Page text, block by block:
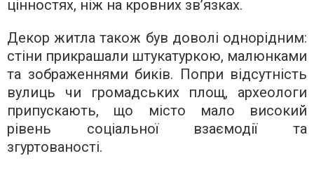
цінностях, ніж на кровних зв’язках.
Декор житла також був доволі однорідним:
стіни прикрашали штукатуркою, малюнками
та зображеннями биків. Попри відсутність
вулиць чи громадських площ, археологи
припускають, що місто мало високий
рівень соціальної взаємодії та
згуртованості.